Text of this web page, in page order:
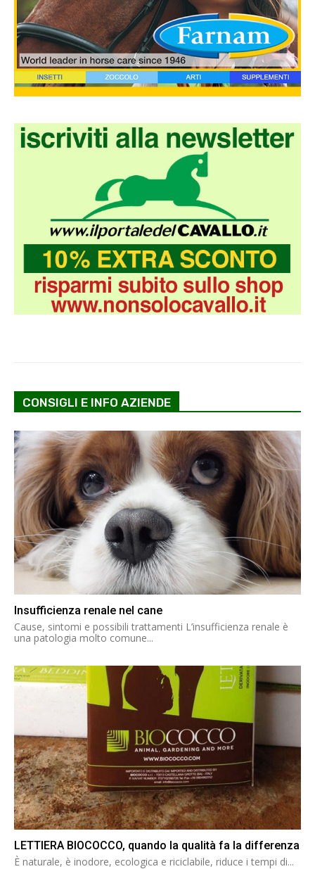
CONSIGLI E INFO AZIENDE
Insufficienza renale nel cane
Cause, sintomi e possibili trattamenti L’insufficienza renale è
una patologia molto comune...
LETTIERA BIOCOCCO, quando la qualità fa la differenza
È naturale, è inodore, ecologica e riciclabile, riduce i tempi di...